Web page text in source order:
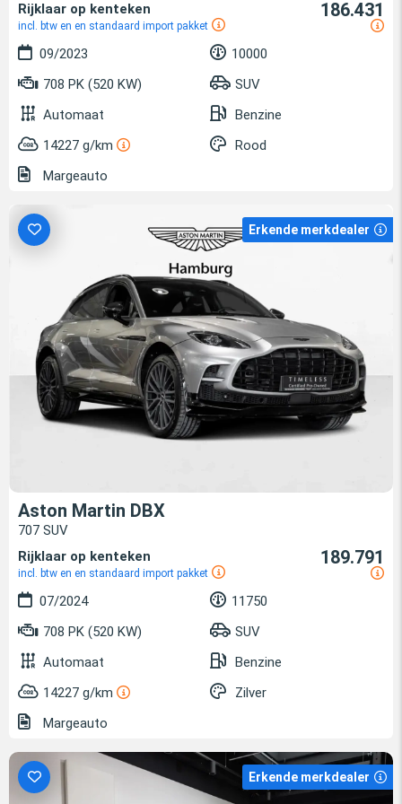
Rijklaar op kenteken
incl. btw en en standaard import pakket
186.431
09/2023
10000
708 PK (520 KW)
SUV
Automaat
Benzine
14227 g/km
Rood
Margeauto
Erkende merkdealer
Aston Martin DBX
707 SUV
Rijklaar op kenteken
incl. btw en en standaard import pakket
189.791
07/2024
11750
708 PK (520 KW)
SUV
Automaat
Benzine
14227 g/km
Zilver
Margeauto
Erkende merkdealer